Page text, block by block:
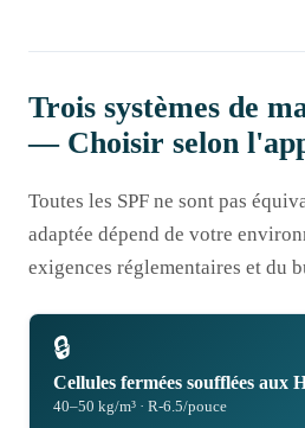
Trois systèmes de
— Choisir selon
Toutes les SPF ne sont pas
adaptée dépend de votre
exigences réglementaires et du
🔒
Cellules fermées soufflées aux
40–50 kg/m³ · R-6.5/pouce